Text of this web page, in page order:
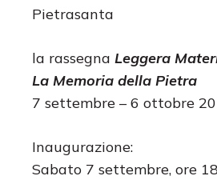
Pietrasanta
la rassegna Leggera
La Memoria della Pietra
7 settembre – 6 ottobre
Inaugurazione:
Sabato 7 settembre, ore